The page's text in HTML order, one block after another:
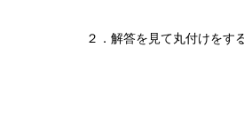
２．解答を見て丸付けをす